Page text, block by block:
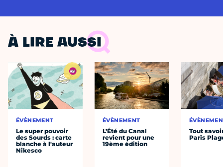
À LIRE AUSSI
ÉVÈNEMENT
Le super pouvoir
des Sourds : carte
blanche à l'auteur
Nikesco
ÉVÈNEMENT
L’Été du Canal
revient pour une
19ème édition
Tout
Paris